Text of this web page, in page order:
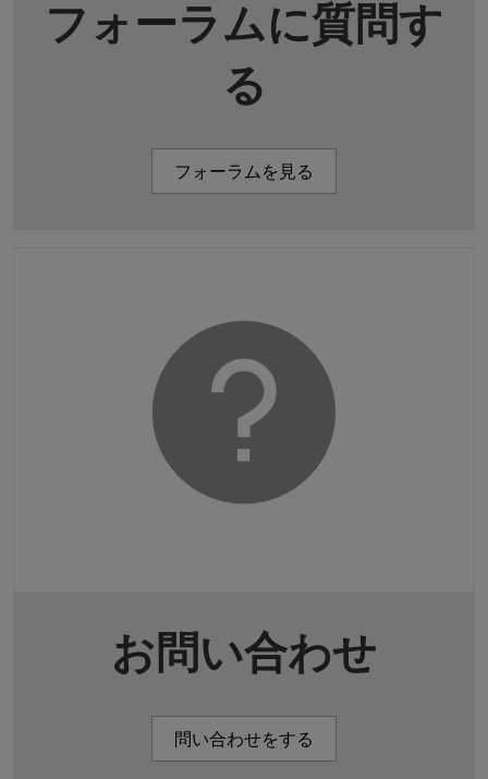
フォーラムに質問す
る
フォーラムを見る
お問い合わせ
問い合わせをする